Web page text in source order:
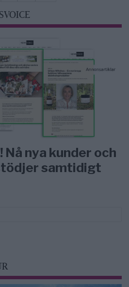
nya kunder och
samtidigt